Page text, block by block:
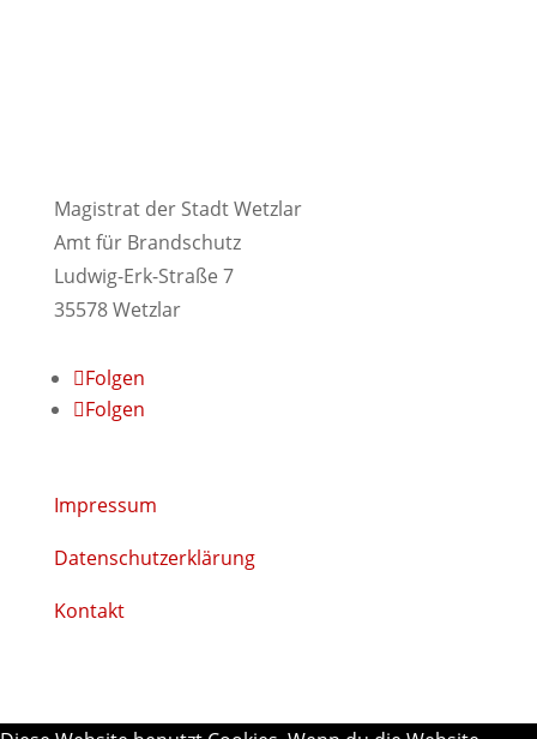
Magistrat der Stadt Wetzlar
Amt für Brandschutz
Ludwig-Erk-Straße 7
35578 Wetzlar
Folgen
Folgen
Impressum
Datenschutzerklärung
Kontakt